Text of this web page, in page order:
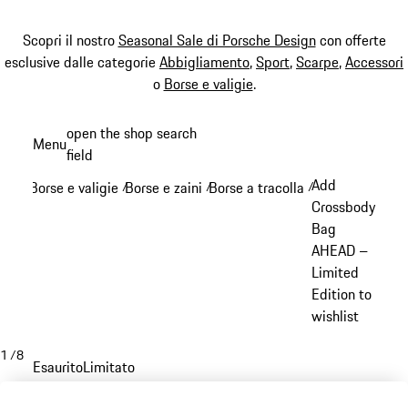
Scopri il nostroSeasonal Sale di Porsche Designcon offerte
esclusive dalle categorieAbbigliamento,Sport,Scarpe,Accessori
o Borse e valigie.
principale
Menuopen the shop search
field
Borse e valigie /Borse e zaini /Borse a tracolla /Add
Crossbody
Bag
AHEAD –
Limited
Edition to
wishlist
1 /8
EsauritoLimitato